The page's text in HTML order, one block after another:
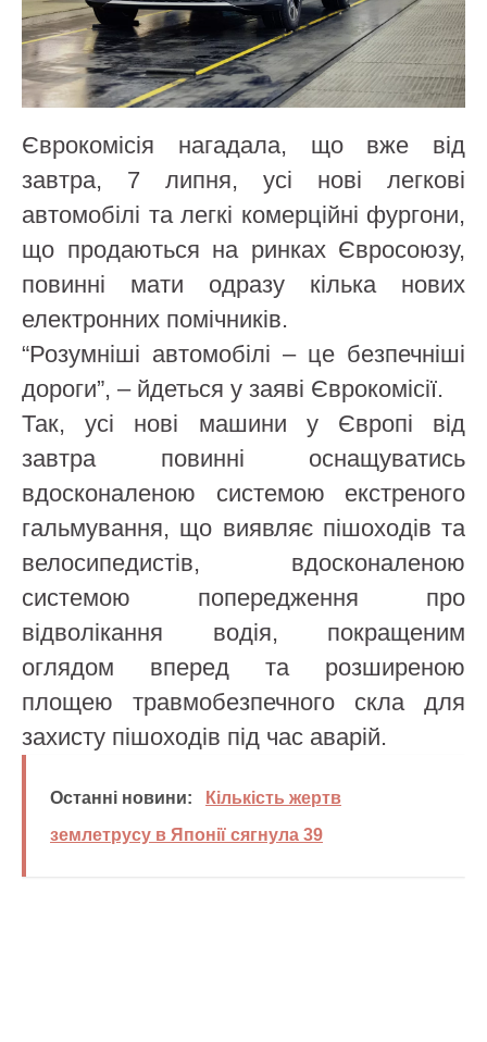
Єврокомісія нагадала, що вже від
завтра, 7 липня, усі нові легкові
автомобілі та легкі комерційні фургони,
що продаються на ринках Євросоюзу,
повинні мати одразу кілька нових
електронних помічників.
“Розумніші автомобілі – це безпечніші
дороги”, – йдеться у заяві Єврокомісії.
Так, усі нові машини у Європі від
завтра повинні оснащуватись
вдосконаленою системою екстреного
гальмування, що виявляє пішоходів та
велосипедистів, вдосконаленою
системою попередження про
відволікання водія, покращеним
оглядом вперед та розширеною
площею травмобезпечного скла для
захисту пішоходів під час аварій.
Останні новини:
Кількість жертв
землетрусу в Японії сягнула 39